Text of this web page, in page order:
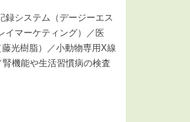
録システム（デージーエス
イマーケティング）／医
光樹脂）／小動物専用X線
機能や生活習慣病の検査